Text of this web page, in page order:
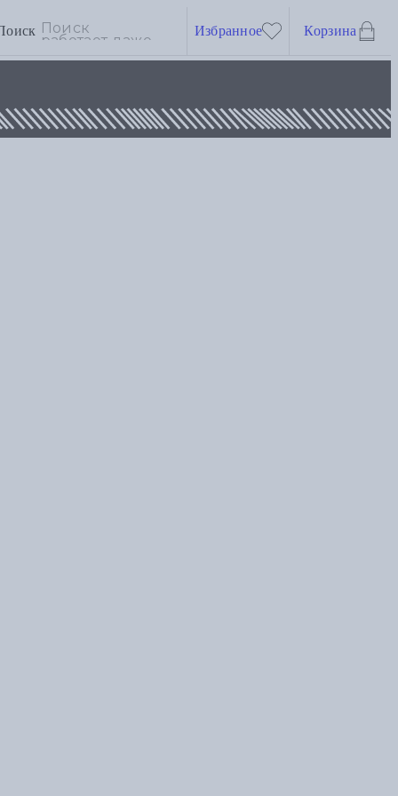
Избранное Корзина